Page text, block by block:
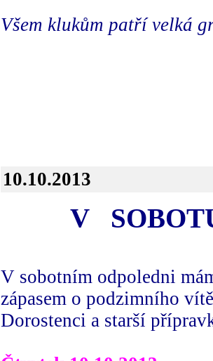
Všem klukům patří velká
10.10.2013
V
V sobotním odpoledni
zápasem o podzimního
Dorostenci a starší